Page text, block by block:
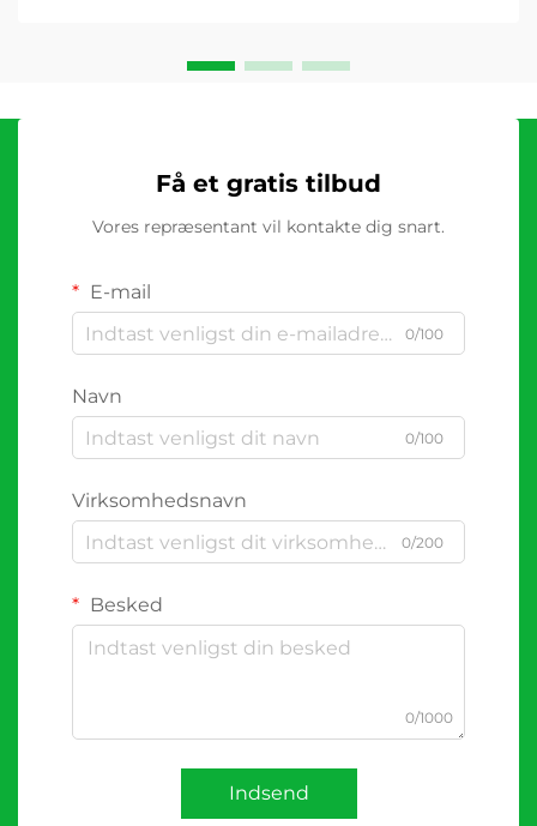
Få et gratis tilbud
Vores repræsentant vil kontakte dig snart.
E-mail
0/100
Navn
0/100
Virksomhedsnavn
0/200
Besked
0/1000
Indsend